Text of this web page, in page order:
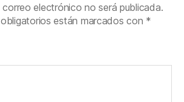
electrónico no será publicada.
están marcados con *